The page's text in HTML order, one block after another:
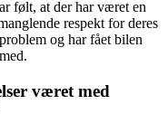
følt, at der har været en
respekt for deres
og har fået bilen
været med